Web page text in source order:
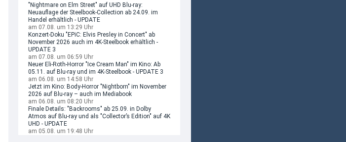
"Nightmare on Elm Street" auf UHD Blu-ray:
Neuauflage der Steelbook-Collection ab 24.09. im
Handel erhältlich - UPDATE
am 07.08. um 13:29 Uhr
Konzert-Doku "EPiC: Elvis Presley in Concert" ab
November 2026 auch im 4K-Steelbook erhältlich -
UPDATE 3
am 07.08. um 06:59 Uhr
Neuer Eli-Roth-Horror "Ice Cream Man" im Kino: Ab
05.11. auf Blu-ray und im 4K-Steelbook - UPDATE 3
am 06.08. um 14:58 Uhr
Jetzt im Kino: Body-Horror "Nightborn" im November
2026 auf Blu-ray – auch im Mediabook
am 06.08. um 08:20 Uhr
Finale Details: "Backrooms" ab 25.09. in Dolby
Atmos auf Blu-ray und als "Collector’s Edition" auf 4K
UHD - UPDATE
am 05.08. um 19:48 Uhr